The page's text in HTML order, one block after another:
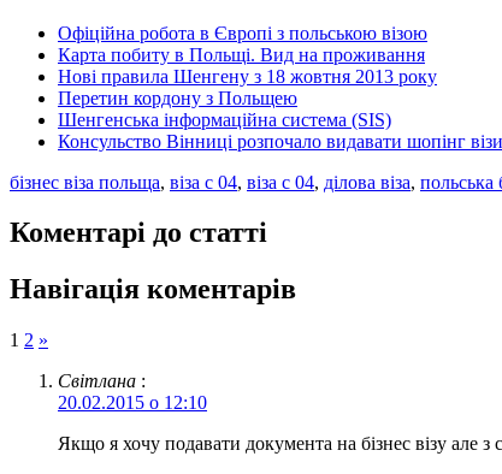
Офіційна робота в Європі з польською візою
Карта побиту в Польщі. Вид на проживання
Нові правила Шенгену з 18 жовтня 2013 року
Перетин кордону з Польщею
Шенгенська інформаційна система (SIS)
Консульство Вінниці розпочало видавати шопінг візи
бізнес віза польща, віза c 04, віза с 04, ділова віза, польська
Коментарі до статті
Навігація коментарів
1 2 »
Світлана :
20.02.2015 о 12:10
Якщо я хочу подавати документа на бізнес візу але